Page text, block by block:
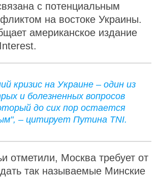
с потенциальным
на востоке Украины.
американское издание
кризис на Украине – один из
и болезненных вопросов
до сих пор остается
– цитирует Путина TNI.
отметили, Москва требует от
так называемые Минские